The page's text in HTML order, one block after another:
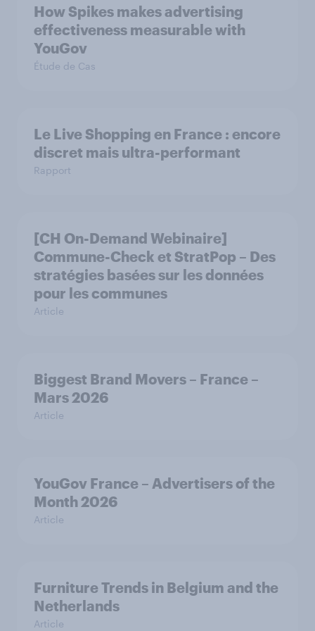
How Spikes makes advertising
effectiveness measurable with
YouGov
Étude de Cas
Le Live Shopping en France : encore
discret mais ultra-performant
Rapport
[CH On-Demand Webinaire]
Commune-Check et StratPop – Des
stratégies basées sur les données
pour les communes
Article
Biggest Brand Movers – France –
Mars 2026
Article
YouGov France – Advertisers of the
Month 2026
Article
Furniture Trends in Belgium and the
Netherlands
Article